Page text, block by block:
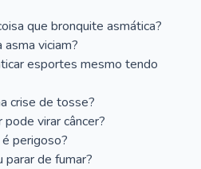
que bronquite asmática?
viciam?
esportes mesmo tendo
crise de tosse?
virar câncer?
perigoso?
parar de fumar?